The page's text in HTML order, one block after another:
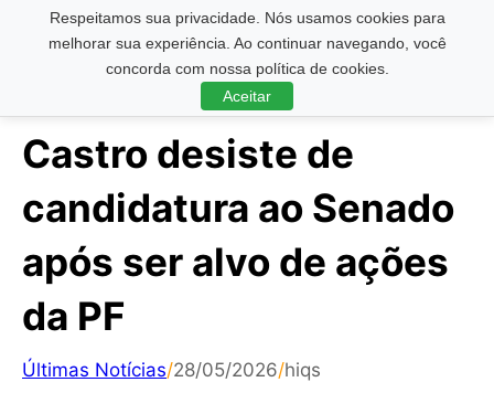
Respeitamos sua privacidade. Nós usamos cookies para
melhorar sua experiência. Ao continuar navegando, você
concorda com nossa política de cookies.
Aceitar
Pesquisar ...
Castro desiste de
candidatura ao Senado
após ser alvo de ações
da PF
Últimas Notícias/28/05/2026/hiqs